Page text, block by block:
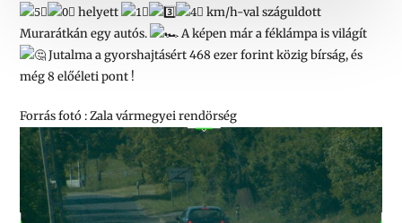
helyett
km/h-val száguldott
Murarátkán egy autós.
A képen már a féklámpa is világít
Jutalma a gyorshajtásért 468 ezer forint közig bírság, és
még 8 előéleti pont !
Forrás fotó : Zala vármegyei rendörség